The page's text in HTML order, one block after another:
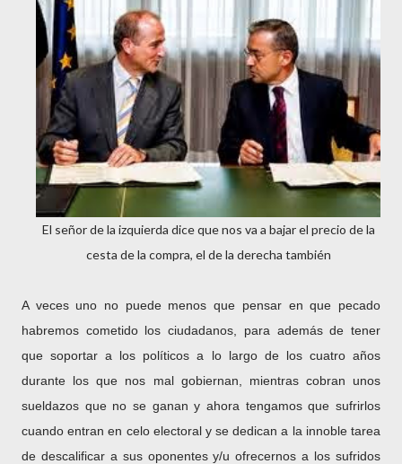
El señor de la izquierda dice que nos va a bajar el precio de la
cesta de la compra, el de la derecha también
A veces uno no puede menos que pensar en que pecado
habremos cometido los ciudadanos, para además de tener
que soportar a los políticos a lo largo de los cuatro años
durante los que nos mal gobiernan, mientras cobran unos
sueldazos que no se ganan y ahora tengamos que sufrirlos
cuando entran en celo electoral y se dedican a la innoble tarea
de descalificar a sus oponentes y/u ofrecernos a los sufridos